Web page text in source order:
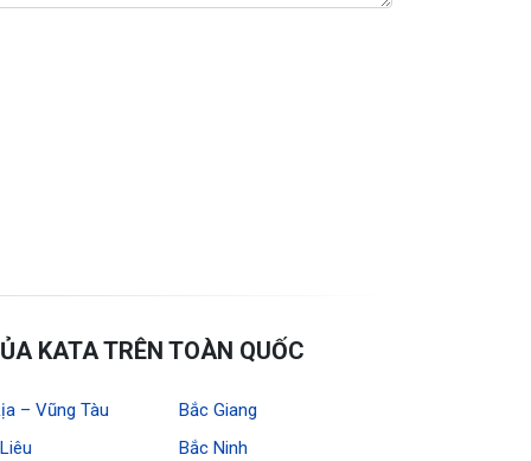
KATA TRÊN TOÀN QUỐC
– Vũng Tàu
Bắc Giang
Bắc Ninh